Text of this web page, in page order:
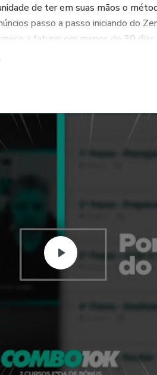
de ter em suas mãos o
passo a passo iniciando do
a faturar em menos de 30
saiba fazer anúncios no Facebook
o método.
Para Suas Mãos
Modernas e Atualizadas para ter
é a forma mais fácil, rápida,
no Facebook e Instagram, e
você aplicar mesmo que não
curso você não encontra gratuito
muitas pessoas frustradas com
ADS que existem por ai. A
que não atuam diretamente no
adaptadas as mudanças